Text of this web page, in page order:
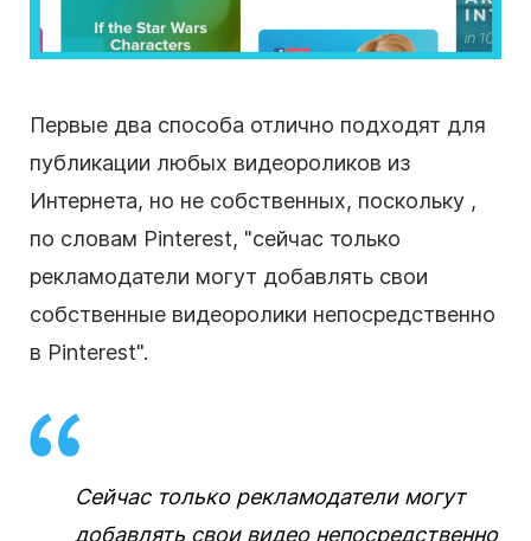
Первые два способа отлично подходят для
публикации любых видеороликов из
Интернета, но не собственных, поскольку ,
по словам Pinterest, "сейчас только
рекламодатели могут добавлять свои
собственные видеоролики непосредственно
в Pinterest".
Сейчас только рекламодатели могут
добавлять свои видео непосредственно